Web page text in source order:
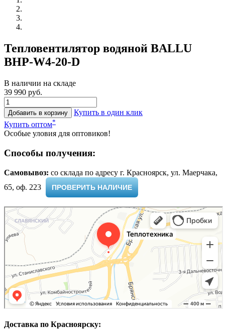
Тепловентилятор водяной BALLU
BHP-W4-20-D
В наличии на складе
39 990 руб.
Добавить в корзину
Купить в один клик
Купить оптом*
Особые уловия для оптовиков!
Способы получения:
Самовывоз: cо склада по адресу г. Красноярск, ул. Маерчака,
65, оф. 223 ​
ПРОВЕРИТЬ НАЛИЧИЕ
Доставка по Красноярску: